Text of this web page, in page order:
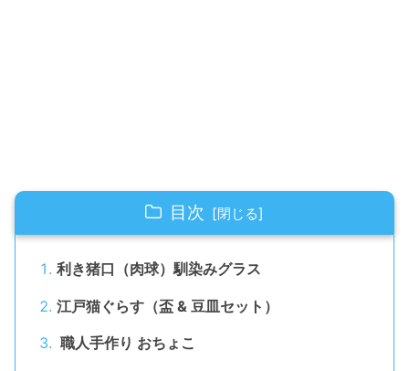
目次
利き猪口（肉球）馴染みグラス
江戸猫ぐらす（盃 & 豆皿セット）
職人手作り おちょこ